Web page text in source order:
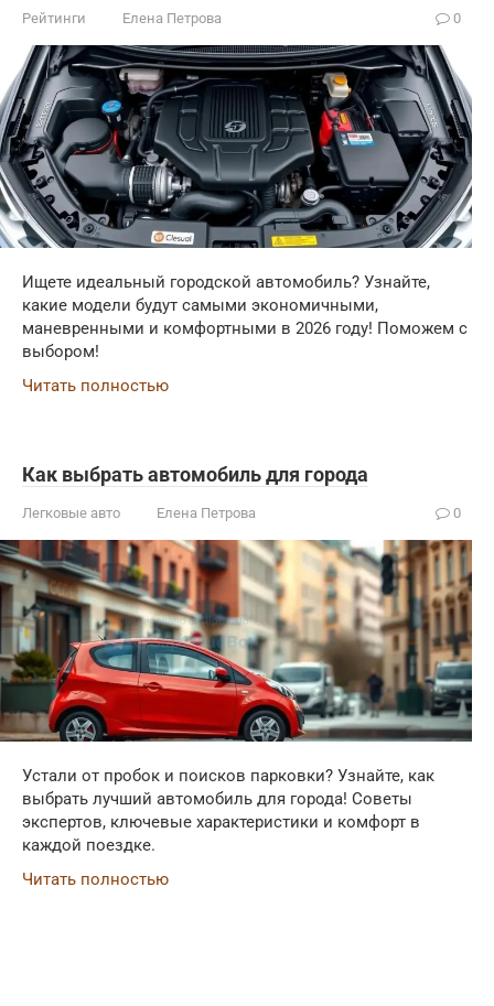
Рейтинги Елена Петрова 0
Ищете идеальный городской автомобиль? Узнайте,
какие модели будут самыми экономичными,
маневренными и комфортными в 2026 году! Поможем с
выбором!
Читать полностью
Как выбрать автомобиль для города
Легковые авто Елена Петрова 0
Устали от пробок и поисков парковки? Узнайте, как
выбрать лучший автомобиль для города! Советы
экспертов, ключевые характеристики и комфорт в
каждой поездке.
Читать полностью